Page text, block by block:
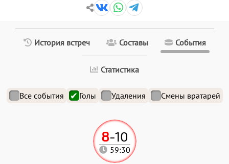
История встреч Составы События
Статистика
Все события Голы Удаления Смены вратарей
8-10
59:30